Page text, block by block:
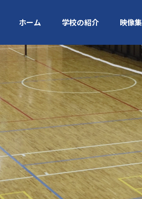
ホーム 学校の紹介 映像集